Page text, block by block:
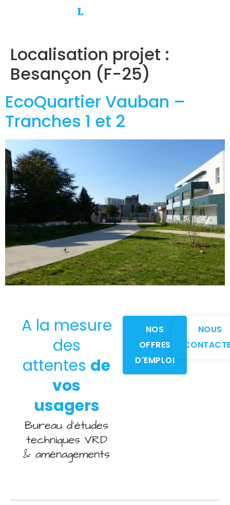
Localisation projet :
Besançon (F-25)
EcoQuartier Vauban –
Tranches 1 et 2
A la mesure
des
attentes de
vos
usagers
Bureau d’études
techniques VRD
& aménagements
NOS
OFFRES
D'EMPLOI
NOUS